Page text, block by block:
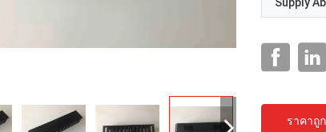
ราคาถู